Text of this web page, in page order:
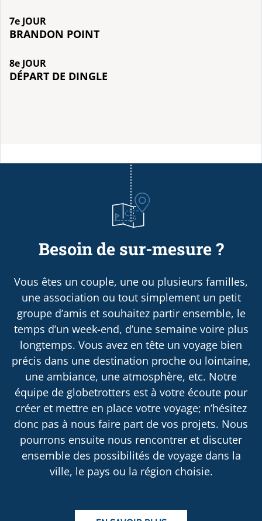
7e JOUR
BRANDON POINT
8e JOUR
DÉPART DE DINGLE
Besoin de sur-mesure ?
Vous êtes un couple, une ou plusieurs familles,
une association ou tout simplement un petit
groupe d’amis et souhaitez partir ensemble, le
temps d’un week-end, d’une semaine voire plus
longtemps. Vous avez en tête un voyage bien
précis dans une destination proche ou lointaine,
une ambiance, une atmosphère, etc. Notre
équipe de globetrotters est à votre écoute pour
créer et mettre en place votre voyage; n’hésitez
donc pas à nous faire part de vos projets. Nous
pourrons ensuite nous rencontrer et discuter
ensemble des possibilités de voyage dans la
ville, le pays ou la région choisie.